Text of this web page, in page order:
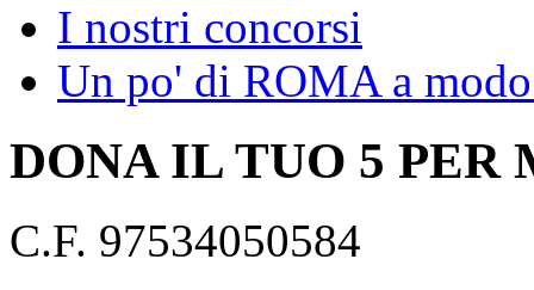
I nostri concorsi
Un po' di ROMA a
DONA IL TUO 5 PER
C.F. 97534050584